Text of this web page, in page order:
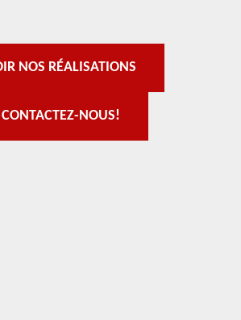
NOS RÉALISATIONS
CONTACTEZ-NOUS!